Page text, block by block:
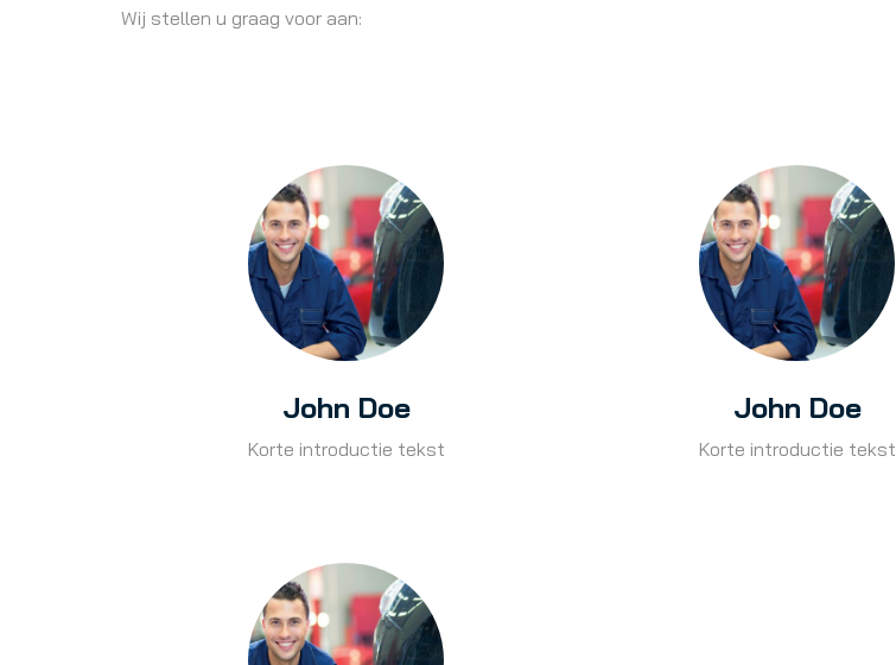
Wij stellen u graag voor aan:
John Doe
Korte introductie tekst
John Doe
Korte introductie tekst